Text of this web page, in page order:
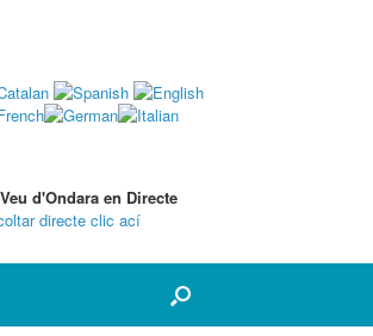
d'Ondara en Directe
directe clic ací